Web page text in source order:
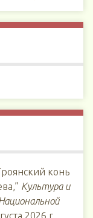
конь
Культура и
2026 г.,